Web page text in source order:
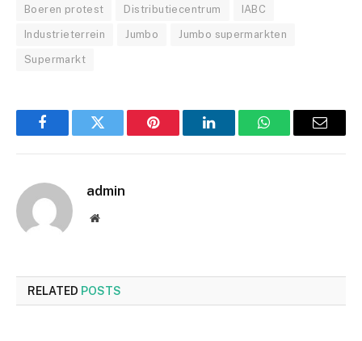
Boeren protest Distributiecentrum IABC
Industrieterrein Jumbo Jumbo supermarkten
Supermarkt
FacebookTwitter Pinterest LinkedInWhatsAppEmail
admin
Website
RELATED POSTS